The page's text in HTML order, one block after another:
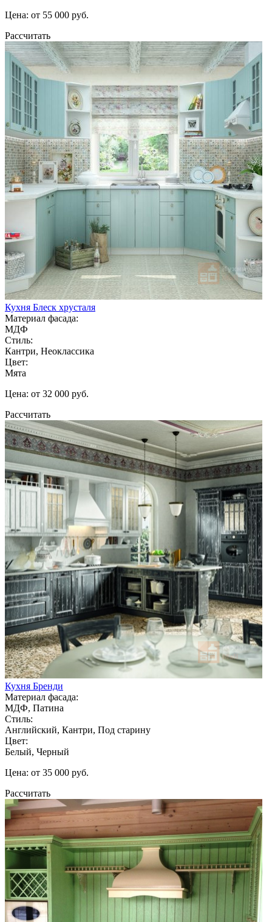
Цена: от 55 000 руб.
Рассчитать
Кухня Блеск хрусталя
Материал фасада:
МДФ
Стиль:
Кантри, Неоклассика
Цвет:
Мята
Цена: от 32 000 руб.
Рассчитать
Кухня Бренди
Материал фасада:
МДФ, Патина
Стиль:
Английский, Кантри, Под старину
Цвет:
Белый, Черный
Цена: от 35 000 руб.
Рассчитать